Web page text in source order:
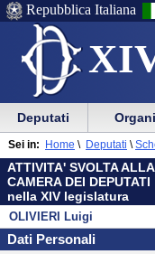
Menu
di
ausilio
alla
navigazione
Vai
Menu
di
navigazione
principale
Repubblica Italiana
Menu
di
navigazione
principale
Vai
menu
di
sezione
Deputati
ATTIVITA' SVOLTA ALLA
CAMERA DEI DEPUTATI
nella XIV legislatura
OLIVIERI Luigi
Dati Personali
Sei in: Home \ Deputati \